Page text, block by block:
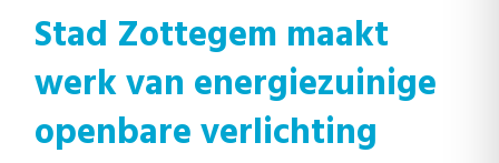
Stad Zottegem maakt
werk van energiezuinige
openbare verlichting